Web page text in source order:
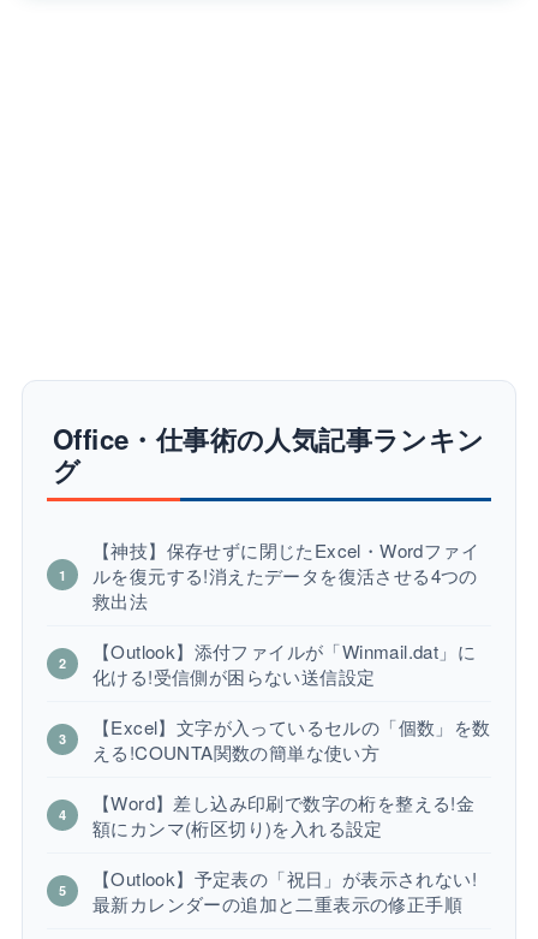
Office・仕事術の人気記事ランキン
グ
【神技】保存せずに閉じたExcel・Wordファイ
ルを復元する!消えたデータを復活させる4つの
救出法
【Outlook】添付ファイルが「Winmail.dat」に
化ける!受信側が困らない送信設定
【Excel】文字が入っているセルの「個数」を数
える!COUNTA関数の簡単な使い方
【Word】差し込み印刷で数字の桁を整える!金
額にカンマ(桁区切り)を入れる設定
【Outlook】予定表の「祝日」が表示されない!
最新カレンダーの追加と二重表示の修正手順